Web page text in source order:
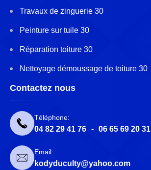
Travaux de zinguerie 30
Peinture sur tuile 30
Réparation toiture 30
Nettoyage démoussage de toiture 30
Contactez nous
Téléphone:
04 82 29 41 76 - 06 65 69 20 31
Email:
kodyduculty@yahoo.com